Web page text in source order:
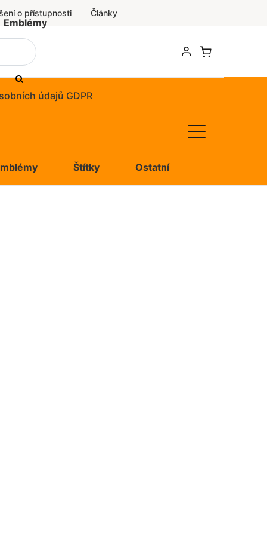
o přístupnosti Články
Emblémy
údajů GDPR
Štítky Ostatní